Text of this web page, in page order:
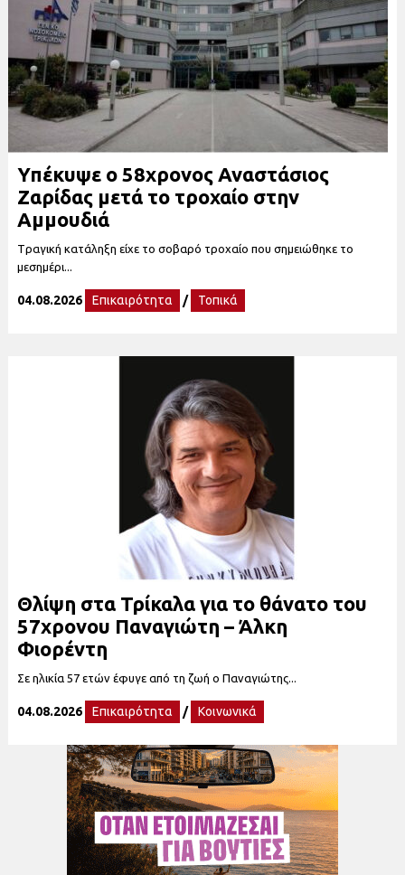
Υπέκυψε ο 58χρονος Αναστάσιος
Ζαρίδας μετά το τροχαίο στην
Αμμουδιά
Tραγική κατάληξη είχε το σοβαρό τροχαίο που σημειώθηκε το
μεσημέρι...
04.08.2026 Επικαιρότητα / Τοπικά
Θλίψη στα Τρίκαλα για το θάνατο του
57χρονου Παναγιώτη – Άλκη
Φιορέντη
Σε ηλικία 57 ετών έφυγε από τη ζωή ο Παναγιώτης...
04.08.2026 Επικαιρότητα / Κοινωνικά